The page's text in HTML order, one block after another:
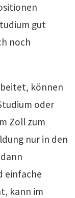
gut
noch
können
oder
Zoll zum
nur in den
einfache
kann im